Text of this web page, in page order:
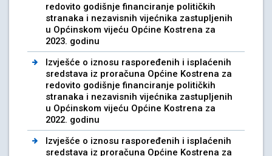
redovito godišnje financiranje političkih
stranaka i nezavisnih vijećnika zastupljenih
u Općinskom vijeću Općine Kostrena za
2023. godinu
Izvješće o iznosu raspoređenih i isplaćenih
sredstava iz proračuna Općine Kostrena za
redovito godišnje financiranje političkih
stranaka i nezavisnih vijećnika zastupljenih
u Općinskom vijeću Općine Kostrena za
2022. godinu
Izvješće o iznosu raspoređenih i isplaćenih
sredstava iz proračuna Općine Kostrena za